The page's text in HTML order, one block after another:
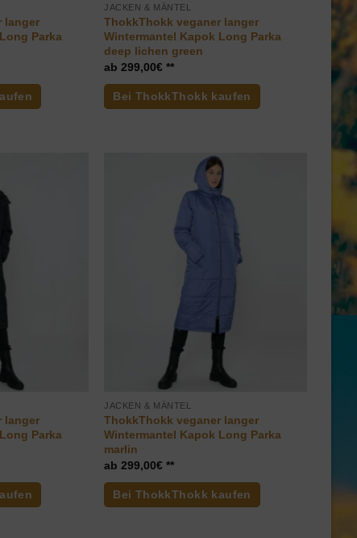
langer
Parka
JACKEN & MÄNTEL
ThokkThokk veganer langer
Wintermantel Kapok Long Parka
deep lichen green
299,00€
Bei ThokkThokk kaufen
langer
Parka
JACKEN & MÄNTEL
ThokkThokk veganer langer
Wintermantel Kapok Long Parka
marlin
299,00€
Bei ThokkThokk kaufen